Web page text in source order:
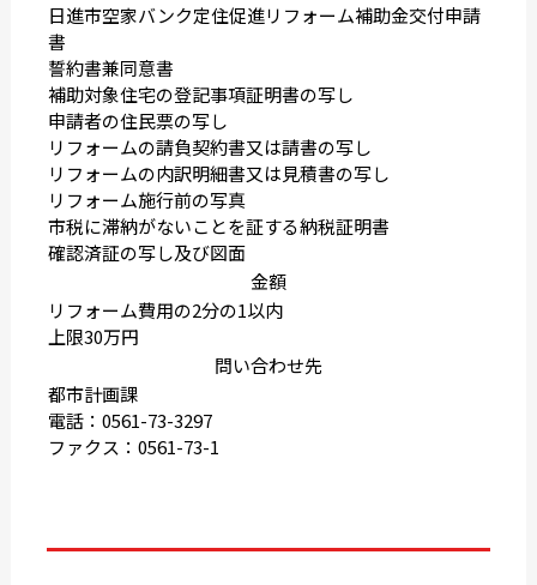
日進市空家バンク定住促進リフォーム補助金交付申請
書
誓約書兼同意書
補助対象住宅の登記事項証明書の写し
申請者の住民票の写し
リフォームの請負契約書又は請書の写し
リフォームの内訳明細書又は見積書の写し
リフォーム施行前の写真
市税に滞納がないことを証する納税証明書
確認済証の写し及び図面
金額
リフォーム費用の2分の1以内
上限30万円
問い合わせ先
都市計画課
電話：0561-73-3297
ファクス：0561-73-1